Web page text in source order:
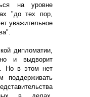
на уровне
"до тех пор,
уважительное
дипломатии,
и выдворит
Но в этом нет
поддерживать